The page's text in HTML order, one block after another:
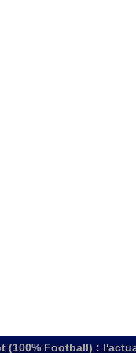
(100% Football) :